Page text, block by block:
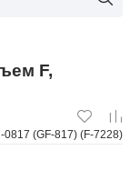
F,
0817 (GF-817) (F-7228)